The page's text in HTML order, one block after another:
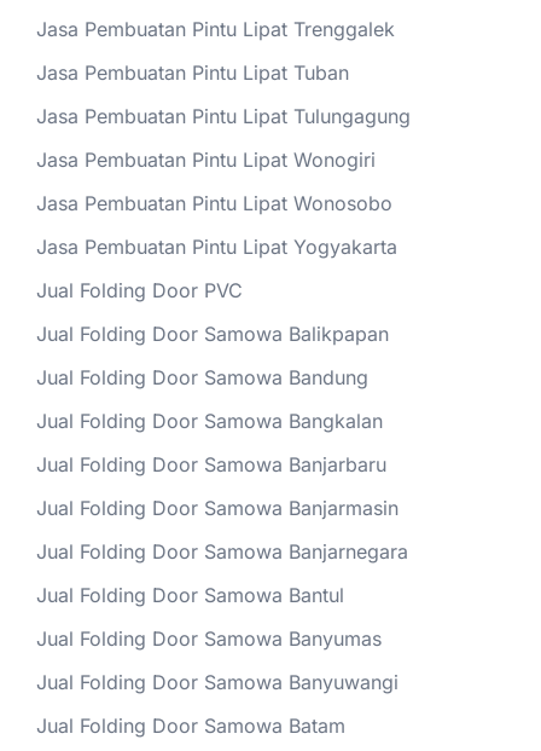
Jasa Pembuatan Pintu Lipat Trenggalek
Jasa Pembuatan Pintu Lipat Tuban
Jasa Pembuatan Pintu Lipat Tulungagung
Jasa Pembuatan Pintu Lipat Wonogiri
Jasa Pembuatan Pintu Lipat Wonosobo
Jasa Pembuatan Pintu Lipat Yogyakarta
Jual Folding Door PVC
Jual Folding Door Samowa Balikpapan
Jual Folding Door Samowa Bandung
Jual Folding Door Samowa Bangkalan
Jual Folding Door Samowa Banjarbaru
Jual Folding Door Samowa Banjarmasin
Jual Folding Door Samowa Banjarnegara
Jual Folding Door Samowa Bantul
Jual Folding Door Samowa Banyumas
Jual Folding Door Samowa Banyuwangi
Jual Folding Door Samowa Batam